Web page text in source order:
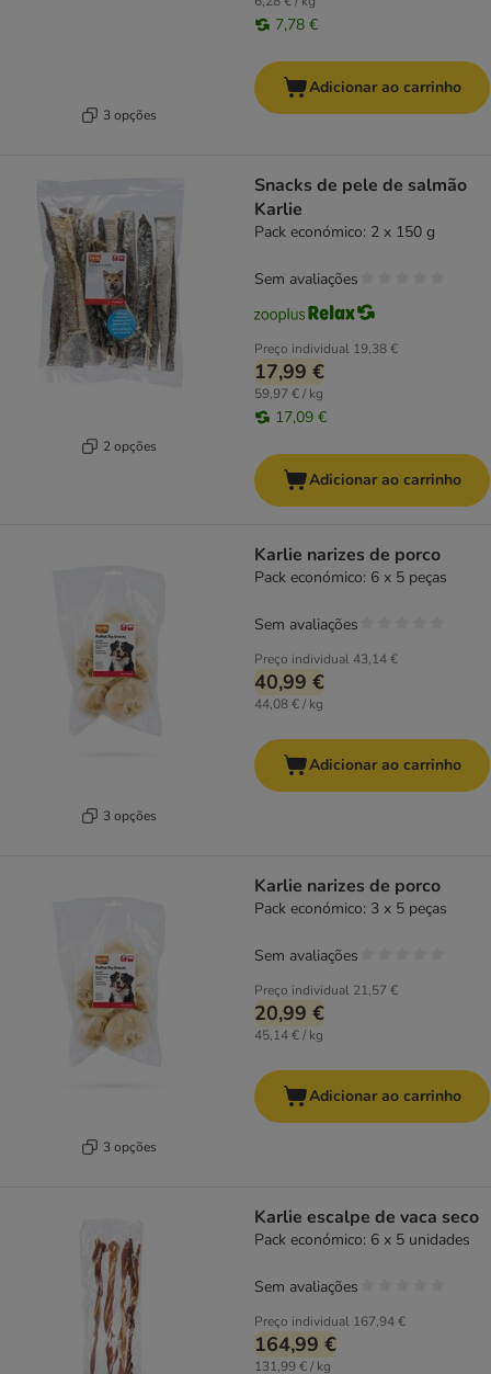
3 opções
7,78 €
Adicionar ao carrinho
2 opções
Snacks de pele de salmão
Karlie
Pack económico: 2 x 150 g
Preço individual 19,38 €
17,99 €
59,97 € / kg
17,09 €
Sem avaliações
Adicionar ao carrinho
3 opções
Karlie narizes de porco
Pack económico: 6 x 5 peças
Preço individual43,14 €
40,99 €
44,08 € / kg
Sem avaliações
Adicionar ao carrinho
3 opções
Karlie narizes de porco
Pack económico: 3 x 5 peças
Preço individual 21,57 €
20,99 €
45,14 € / kg
Sem avaliações
Adicionar ao carrinho
Karlie escalpe de vaca seco
Pack económico: 6 x 5 unidades
Preço individual 167,94 €
164,99 €
131,99 € / kg
Sem avaliações